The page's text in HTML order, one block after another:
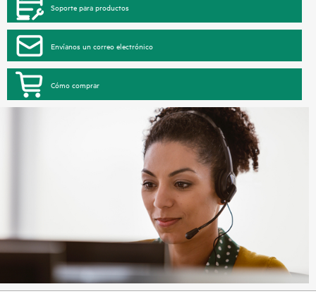
Soporte para productos
Envíanos un correo electrónico
Cómo comprar